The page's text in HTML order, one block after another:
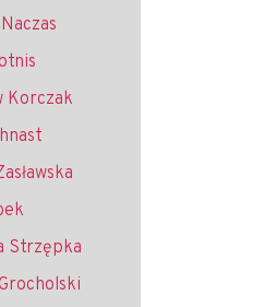
Korczak
Strzępka